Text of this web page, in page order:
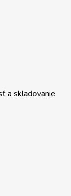
a skladovanie